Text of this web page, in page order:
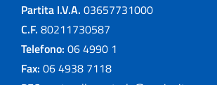
Partita I.V.A. 03657731000
C.F. 80211730587
Telefono: 06 4990 1
Fax: 06 4938 7118